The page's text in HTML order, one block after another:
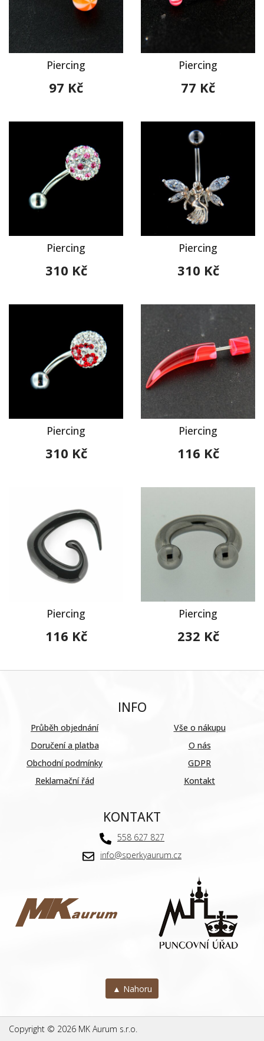
Piercing
97 Kč
Piercing
77 Kč
Piercing
310 Kč
Piercing
310 Kč
Piercing
310 Kč
Piercing
116 Kč
Piercing
116 Kč
Piercing
232 Kč
INFO
Průběh objednání
Doručení a platba
Obchodní podmínky
Reklamační řád
Vše o nákupu
O nás
GDPR
Kontakt
KONTAKT
558 627 827
info@sperkyaurum.cz
▲ Nahoru
Copyright © 2026 MK Aurum s.r.o.